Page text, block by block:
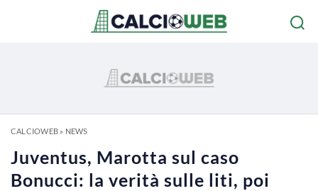
CALCIOWEB» NEWS
Juventus, Marotta sul caso
Bonucci: la verità sulle liti, poi